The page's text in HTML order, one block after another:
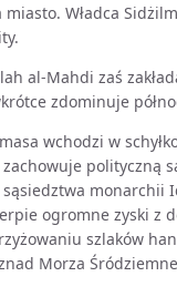
Władca
al-Mahdi zaś
zdominuje
wchodzi w
polityczną
monarchii
ogromne zyski z
szlaków
Morza